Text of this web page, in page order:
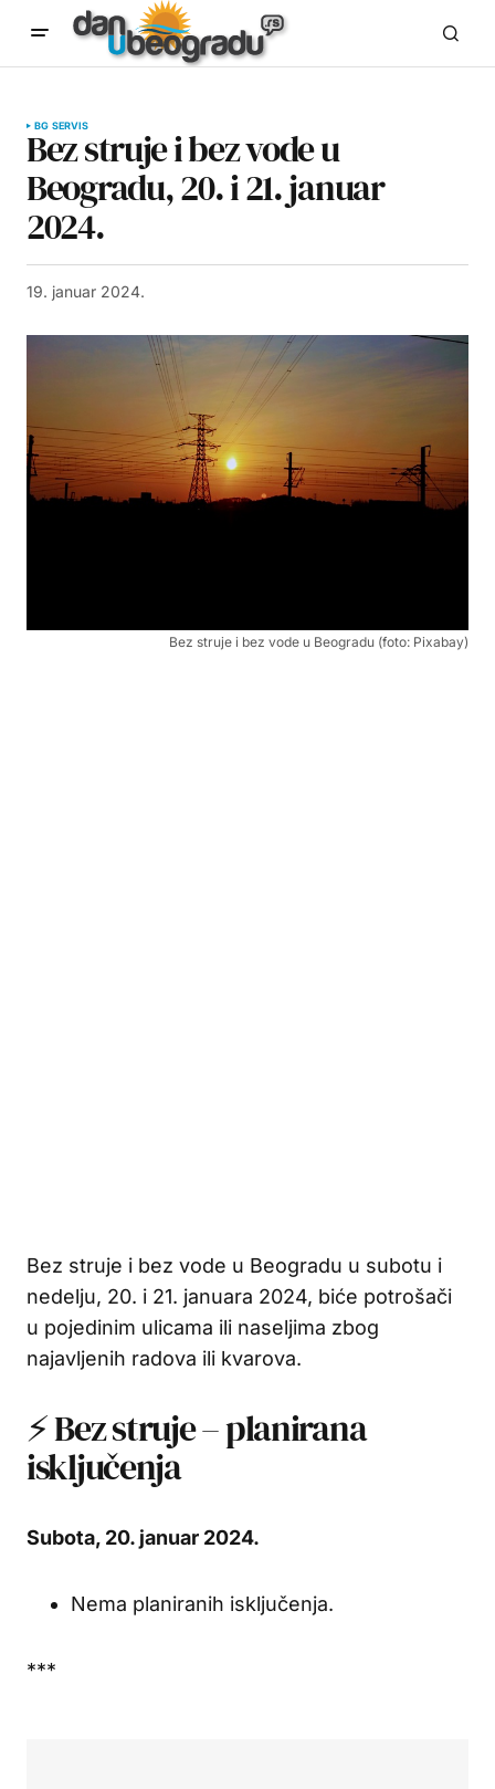
BG SERVIS
Bez struje i bez vode u
Beogradu, 20. i 21. januar
2024.
19. januar 2024.
Bez struje i bez vode u Beogradu (foto: Pixabay)
Bez struje i bez vode u Beogradu u subotu i
nedelju, 20. i 21. januara 2024, biće potrošači
u pojedinim ulicama ili naseljima zbog
najavljenih radova ili kvarova.
⚡ Bez struje – planirana
isključenja
Subota, 20. januar 2024.
Nema planiranih isključenja.
***